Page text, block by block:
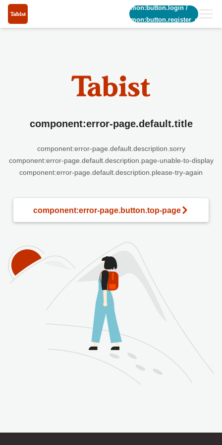
common:button.login/
common:button.register_short
component:error-page.default.title
component:error-page.default.description.sorry
component:error-page.default.description.page-unable-to-display
component:error-page.default.description.please-try-again
component:error-page.button.top-page